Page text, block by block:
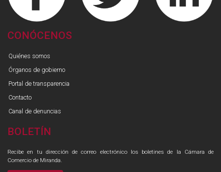
CONÓCENOS
Quiénes somos
Órganos de gobierno
Portal de transparencia
Contacto
Canal de denuncias
BOLETÍN
Recibe en tu dirección de correo electrónico los boletines de la Cámara de
Comercio de Miranda.